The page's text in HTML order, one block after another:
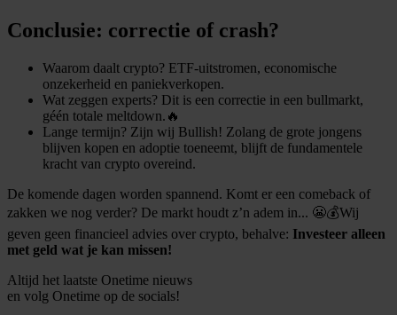
Conclusie: correctie of crash?
Waarom daalt crypto? ETF-uitstromen, economische
onzekerheid en paniekverkopen.
Wat zeggen experts? Dit is een correctie in een bullmarkt,
géén totale meltdown.🔥
Lange termijn? Zijn wij Bullish! Zolang de grote jongens
blijven kopen en adoptie toeneemt, blijft de fundamentele
kracht van crypto overeind.
De komende dagen worden spannend. Komt er een comeback of
zakken we nog verder? De markt houdt z’n adem in... 😬💰Wij
geven geen financieel advies over crypto, behalve: Investeer alleen
met geld wat je kan missen!
Altijd het laatste Onetime nieuws
en volg Onetime op de socials!